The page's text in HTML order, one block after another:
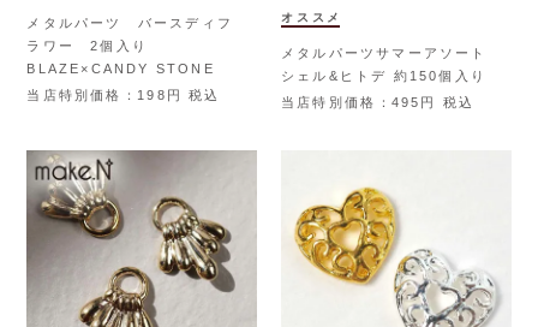
メタルパーツ バースディフ
ラワー 2個入り
BLAZE×CANDY STONE
当店特別価格
198 税込
オススメ
メタルパーツサマーアソート
シェル&ヒトデ 約150個入り
当店特別価格
495 税込